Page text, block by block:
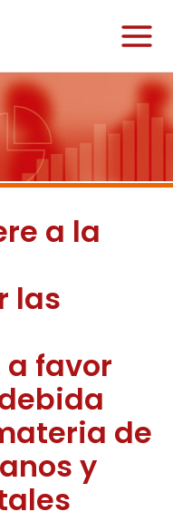
a la
las
a favor
de
y